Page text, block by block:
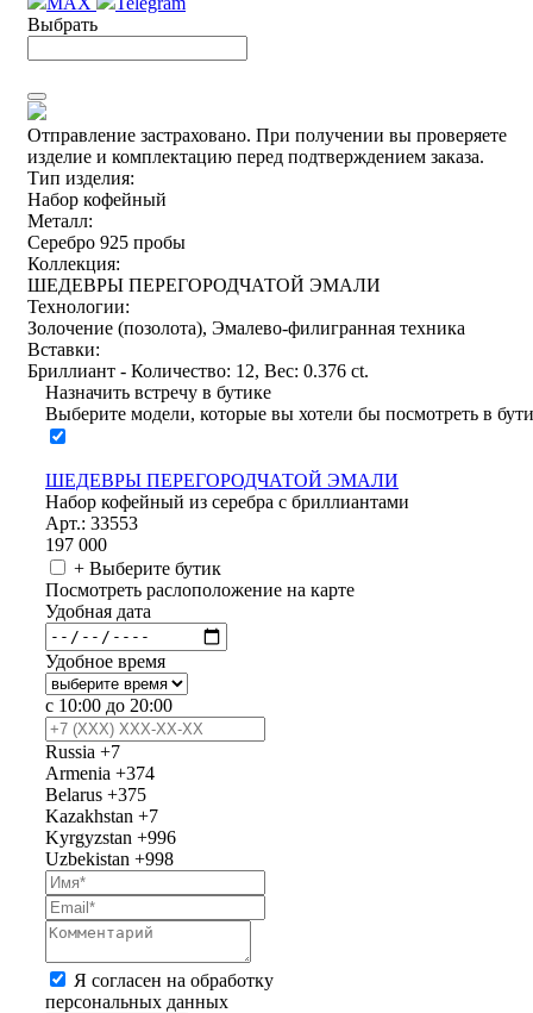
Выбрать
Отправление застраховано. При получении вы проверяете
изделие и комплектацию перед подтверждением заказа.
Тип изделия:
Набор кофейный
Металл:
Серебро 925 пробы
Коллекция:
ШЕДЕВРЫ ПЕРЕГОРОДЧАТОЙ ЭМАЛИ
Технологии:
Золочение (позолота), Эмалево-филигранная техника
Вставки:
Бриллиант - Количество: 12, Вес: 0.376 ct.
Назначить встречу в бутике
Выберите модели, которые вы хотели бы посмотреть в
ШЕДЕВРЫ ПЕРЕГОРОДЧАТОЙ ЭМАЛИ
Набор кофейный из серебра с бриллиантами
Арт.: 33553
197 000
+ Выберите бутик
Посмотреть раслоположение на карте
Удобная дата
Удобное время
с 10:00 до 20:00
Russia +7
Armenia +374
Belarus +375
Kazakhstan +7
Kyrgyzstan +996
Uzbekistan +998
Я согласен на обработку
персональных данных